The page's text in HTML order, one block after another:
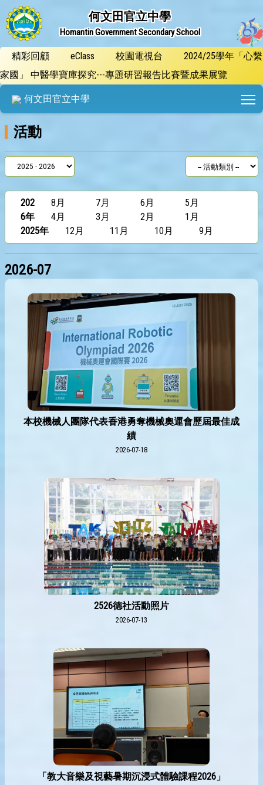
何文田官立中學
Homantin Government Secondary School
精彩回顧 eClass 校園電視台
2024/25學年「心繫
家國」 中醫學寶庫探究---專題研習報告比賽暨成果展覽
何文田官立中學
活動
202
6年
8月 7月 6月
5月
4月
3月 2月
1月
2025年
12月 11月 10月 9月
2026-07
本校機械人團隊代表香港勇奪機械奧運會歷屆最佳成
績
2026-07-18
2526德社活動照片
2026-07-13
「教大音樂及視藝暑期沉浸式體驗課程2026」